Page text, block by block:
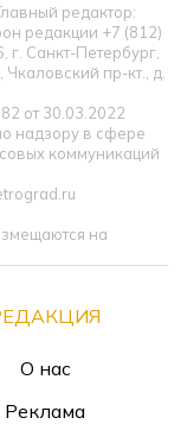
редактор:
редакции +7 (812)
Санкт-Петербург,
пр-кт., д.
от 30.03.2022
надзору в сфере
коммуникаций
на
О нас
Реклама